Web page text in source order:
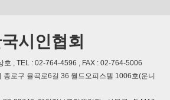
시인협회
호 , TEL : 02-764-4596 , FAX : 02-764-5006
로구 율곡로6길 36 월드오피스텔 1006호(운니